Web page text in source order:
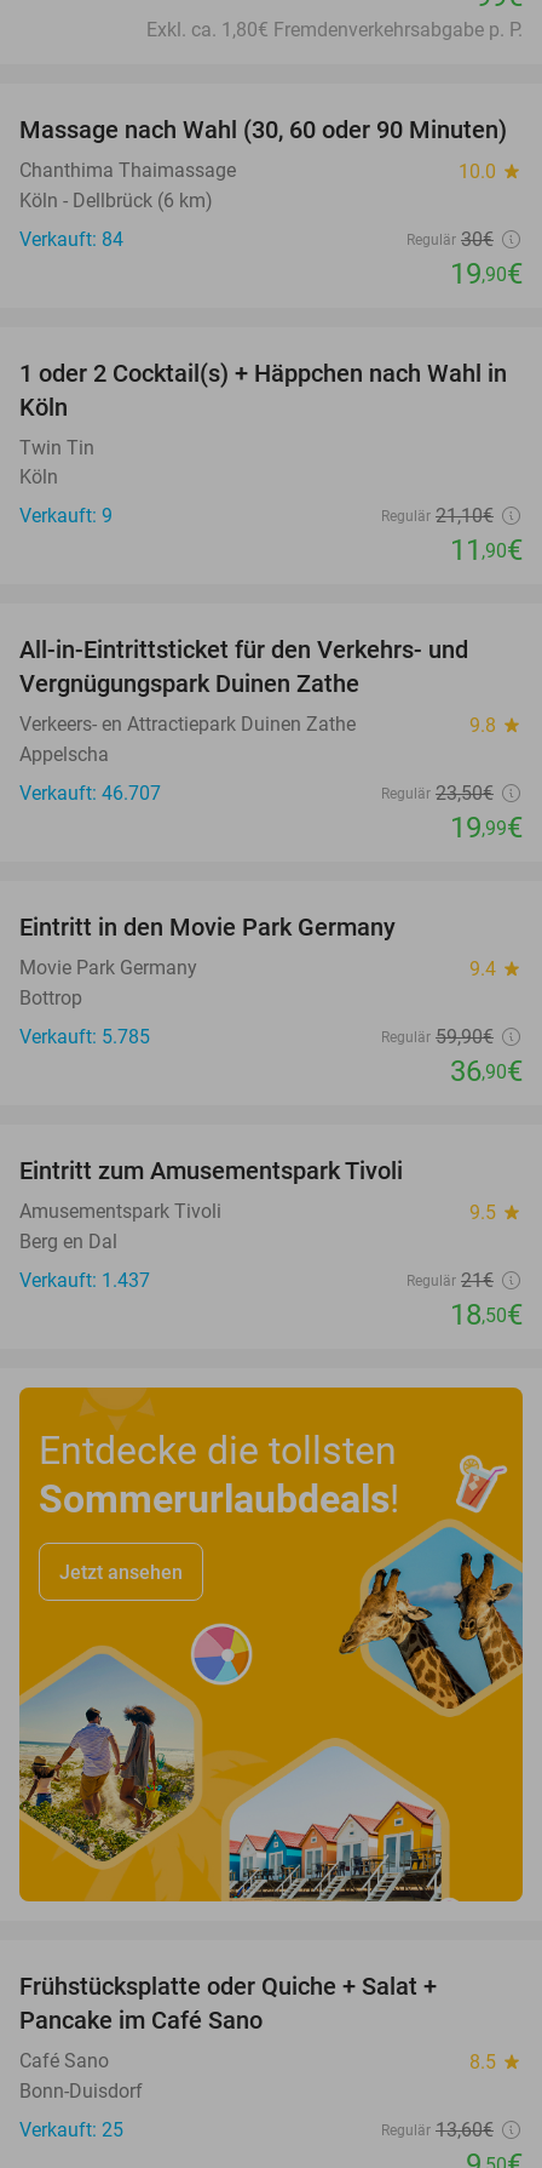
Exkl. ca. 1,80€ Fremdenverkehrsabgabe p. P.
34%
Massage nach Wahl (30, 60 oder 90 Minuten)
Chanthima Thaimassage 10.0 star
Köln - Dellbrück (6 km)
Verkauft: 84
Regulär 30€
19,90€
44%
1 oder 2 Cocktail(s) + Häppchen nach Wahl in
Köln
Twin Tin
Köln
Verkauft: 9
Regulär 21,10€
11 ,90€
All-in-Eintrittsticket für den Verkehrs- und
Vergnügungspark Duinen Zathe
Verkeers- en Attractiepark Duinen Zathe 9.8 star
Appelscha
Verkauft: 46.707
Regulär 23,50€
19,99€
Eintritt in den Movie Park Germany
Movie Park Germany 9.4 star
Bottrop
Verkauft: 5.785
Regulär 59,90€
36,90€
Eintritt zum Amusementspark Tivoli
Amusementspark Tivoli 9.5 star
Berg en Dal
Verkauft: 1.437
Regulär 21€
18,50€
Entdecke die tollsten
Sommerurlaubdeals!
Jetzt ansehen
Frühstücksplatte oder Quiche + Salat +
Pancake im Café Sano
Café Sano 8.5 star
Bonn-Duisdorf
Verkauft: 25
Regulär 13,60€